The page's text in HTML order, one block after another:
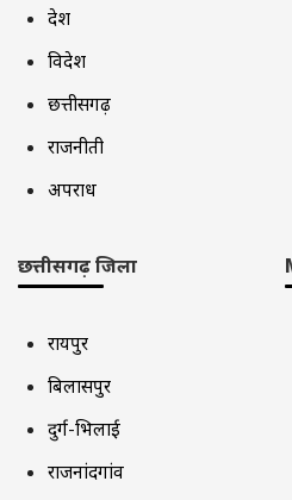
देश
विदेश
छत्तीसगढ़
राजनीती
अपराध
छत्तीसगढ़ जिला
रायपुर
बिलासपुर
दुर्ग-भिलाई
राजनांदगांव